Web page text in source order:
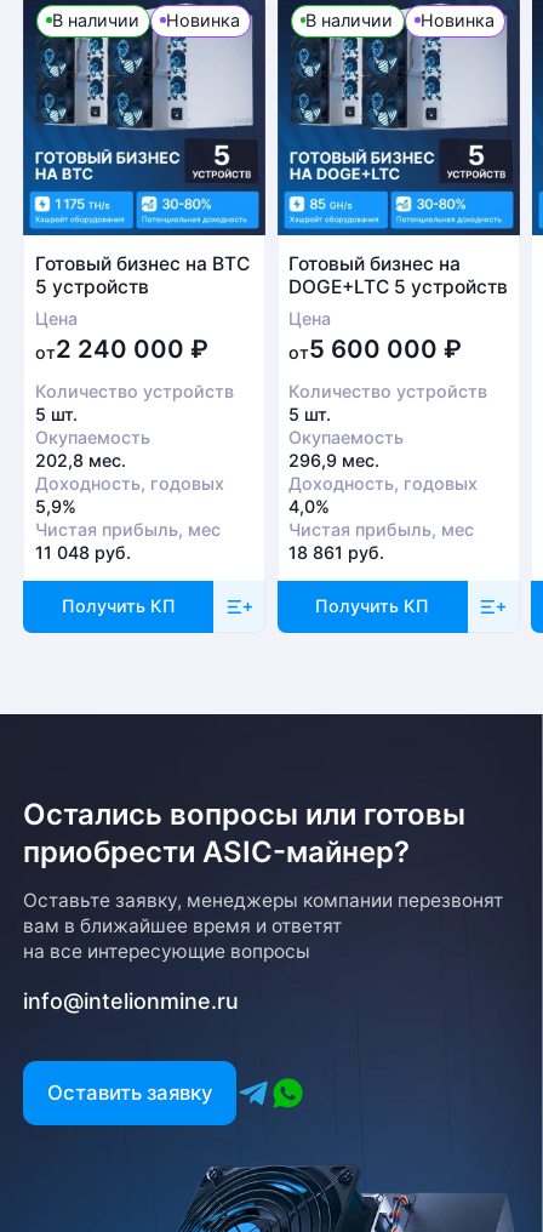
В наличии Новинка
Готовый бизнес на BTC
5 устройств
Цена
от2 240 000 ₽
Количество устройств
5 шт.
Окупаемость
202,8 мес.
Доходность, годовых
5,9%
Чистая прибыль, мес
11 048 руб.
Получить КП
В наличии Новинка
Готовый бизнес на
DOGE+LTC 5 устройств
Цена
от5 600 000₽
Количество устройств
5 шт.
Окупаемость
296,9 мес.
Доходность, годовых
4,0%
Чистая прибыль, мес
18 861 руб.
Получить КП
Остались вопросы или готовы
приобрести ASIC-майнер?
Оставьте заявку, менеджеры компании перезвонят
вам в ближайшее время и ответят
на все интересующие вопросы
info@intelionmine.ru
Оставить заявку